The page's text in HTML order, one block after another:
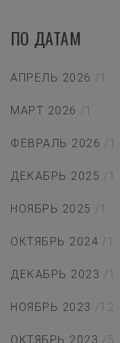
ПО ДАТАМ
АПРЕЛЬ 2026 /1
МАРТ 2026 /1
ФЕВРАЛЬ 2026 /1
ДЕКАБРЬ 2025 /1
НОЯБРЬ 2025 /1
ОКТЯБРЬ 2024 /1
ДЕКАБРЬ 2023 /1
НОЯБРЬ 2023 /12
ОКТЯБРЬ 2023 /5